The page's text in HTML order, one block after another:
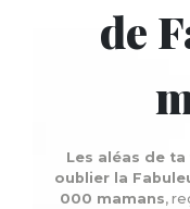
de
Les aléas de
oublier la
000 mamans,